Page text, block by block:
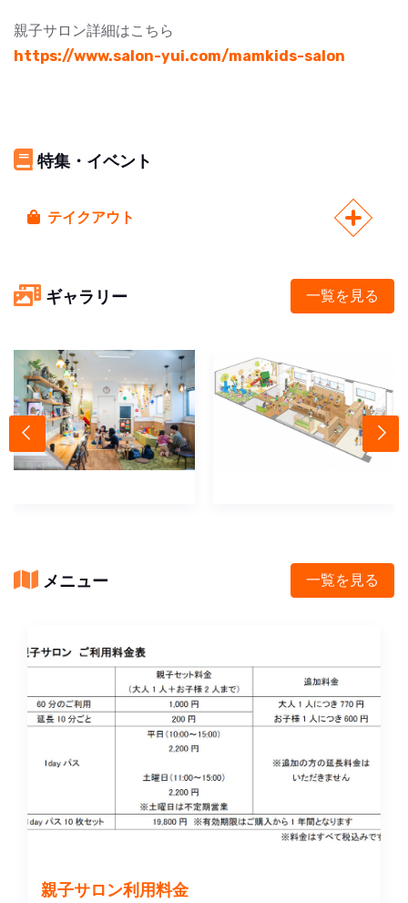
親子サロン詳細はこちら
https://www.salon-yui.com/mamkids-salon
特集・イベント
テイクアウト
ギャラリー 一覧を見る
メニュー 一覧を見る
親子サロン利用料金